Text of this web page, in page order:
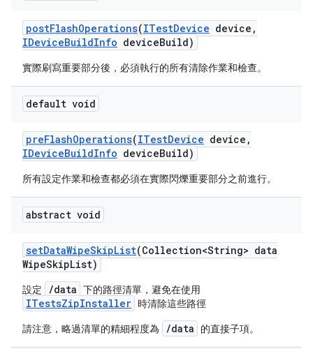
postFlashOperations(ITestDevice device ,
IDeviceBuildInfo deviceBuild)
實際刷寫重要部分後，必須執行的所有清除作業和檢查。
default void
preFlashOperations(ITestDevice device ,
IDeviceBuildInfo deviceBuild)
所有設定作業和檢查都必須在實際閃爍重要部分之前進行。
abstract void
setDataWipeSkipList(Collection<String> data
WipeSkipList)
設定 /data 下的路徑清單，避免在使用
ITestsZipInstaller 時清除這些路徑
請注意，略過清單的精細程度為
/data 的直接子項。